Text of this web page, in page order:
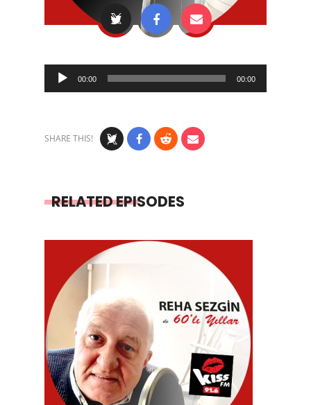
Audio
Player
00:00 00:00
SHARE THIS!
RELATED EPISODES